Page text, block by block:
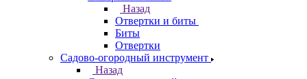
Назад
Отвертки и биты
Биты
Отвертки
Садово-огородный инструмент
Назад